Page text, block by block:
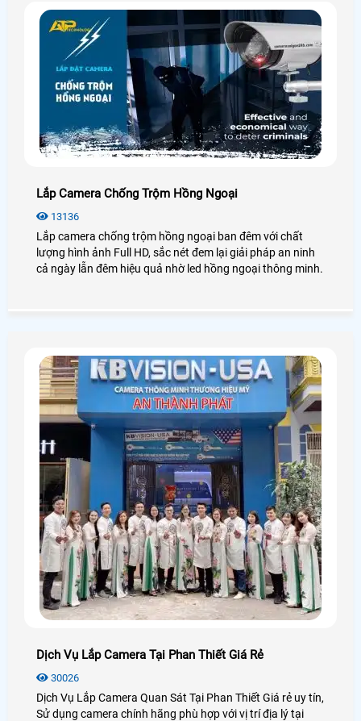
Lắp Camera Chống Trộm Hồng Ngoại
13136
Lắp camera chống trộm hồng ngoại ban đêm với chất
lượng hình ảnh Full HD, sắc nét đem lại giải pháp an ninh
cả ngày lẫn đêm hiệu quả nhờ led hồng ngoại thông minh.
Dịch Vụ Lắp Camera Tại Phan Thiết Giá Rẻ
30026
Dịch Vụ Lắp Camera Quan Sát Tại Phan Thiết Giá rẻ uy tín,
Sử dụng camera chính hãng phù hợp với vị trí địa lý tại